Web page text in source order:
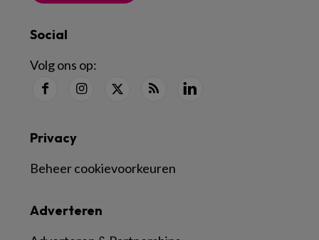
Social
Volg ons op:
Adverteren
Privacy
Beheer cookievoorkeuren